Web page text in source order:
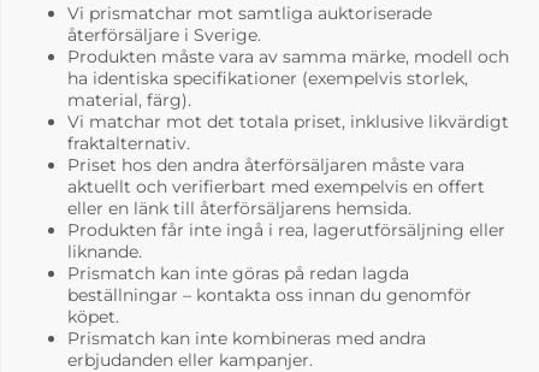
Vi prismatchar mot samtliga auktoriserade
återförsäljare i Sverige.
Produkten måste vara av samma märke, modell och
ha identiska specifikationer (exempelvis storlek,
material, färg).
Vi matchar mot det totala priset, inklusive likvärdigt
fraktalternativ.
Priset hos den andra återförsäljaren måste vara
aktuellt och verifierbart med exempelvis en offert
eller en länk till återförsäljarens hemsida.
Produkten får inte ingå i rea, lagerutförsäljning eller
liknande.
Prismatch kan inte göras på redan lagda
beställningar – kontakta oss innan du genomför
köpet.
Prismatch kan inte kombineras med andra
erbjudanden eller kampanjer.